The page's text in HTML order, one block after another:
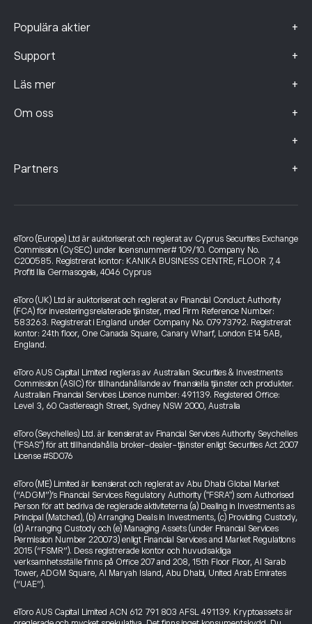
Populära aktier +
Support +
Läs mer +
Om oss +
+
Partners +
eToro (Europe) Ltd är auktoriserat och reglerat av Cyprus Securities Exchange
Commission (CySEC) under licensnummer# 109/10. Company No.
C200585. Registrerat kontor: KANIKA BUSINESS CENTRE, FLOOR 7, 4
Profiti Ilia Germasogeia, 4046 Cyprus
eToro (UK) Ltd är auktoriserat och reglerat av Financial Conduct Authority
(FCA) för investeringsrelaterade tjänster, med Firm Reference Number:
583263. Registrerat i England under Company No. 07973792. Registrerat
kontor: 24th floor, One Canada Square, Canary Wharf, London E14 5AB,
England.
eToro AUS Capital Limited regleras av Australian Securities & Investments
Commission (ASIC) för tillhandahållande av finansiella tjänster och produkter.
Australian Financial Services Licence number: 491139. Registered Office:
Level 3, 60 Castlereagh Street, Sydney NSW 2000, Australia
eToro (Seychelles) Ltd. är licensierat av Financial Services Authority Seychelles
("FSAS") för att tillhandahålla broker-dealer-tjänster enligt Securities Act 2007
License #SD076
eToro (ME) Limited är licensierat och reglerat av Abu Dhabi Global Market
(“ADGM”)’s Financial Services Regulatory Authority ("FSRA") som Authorised
Person för att bedriva de reglerade aktiviteterna (a) Dealing in Investments as
Principal (Matched), (b) Arranging Deals in Investments, (c) Providing Custody,
(d) Arranging Custody och (e) Managing Assets (under Financial Services
Permission Number 220073) enligt Financial Services and Market Regulations
2015 (“FSMR”). Dess registrerade kontor och huvudsakliga
verksamhetsställe finns på Office 207 and 208, 15th Floor Floor, Al Sarab
Tower, ADGM Square, Al Maryah Island, Abu Dhabi, United Arab Emirates
(“UAE”).
eToro AUS Capital Limited ACN 612 791 803 AFSL 491139. Kryptoassets är